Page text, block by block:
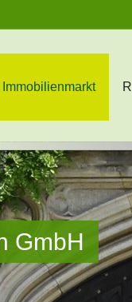
Immobilienmarkt
GmbH